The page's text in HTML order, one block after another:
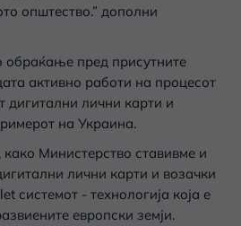
општество.” дополни
обраќање пред присутните
активно работи на процесот
дигитални лични карти и
на Украина.
Министерство ставивме и
лични карти и возачки
системот - технологија која е
европски земји.